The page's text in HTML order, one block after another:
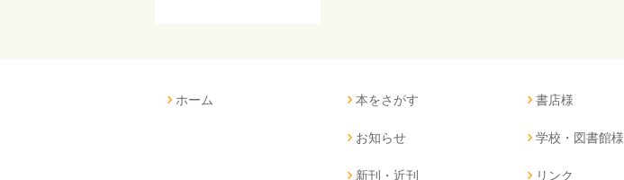
ホーム 本をさがす
お知らせ
新刊・近刊
書店様
学校・図書館様
リンク